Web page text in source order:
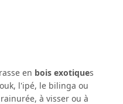
en bois exotiques
l'ipé, le bilinga ou
à visser ou à